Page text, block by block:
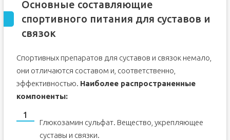
Основные составляющие
спортивного питания для суставов и
связок
Спортивных препаратов для суставов и связок немало,
они отличаются составом и, соответственно,
эффективностью. Наиболее распространенные
компоненты:
Глюкозамин сульфат. Вещество, укрепляющее
суставы и связки.